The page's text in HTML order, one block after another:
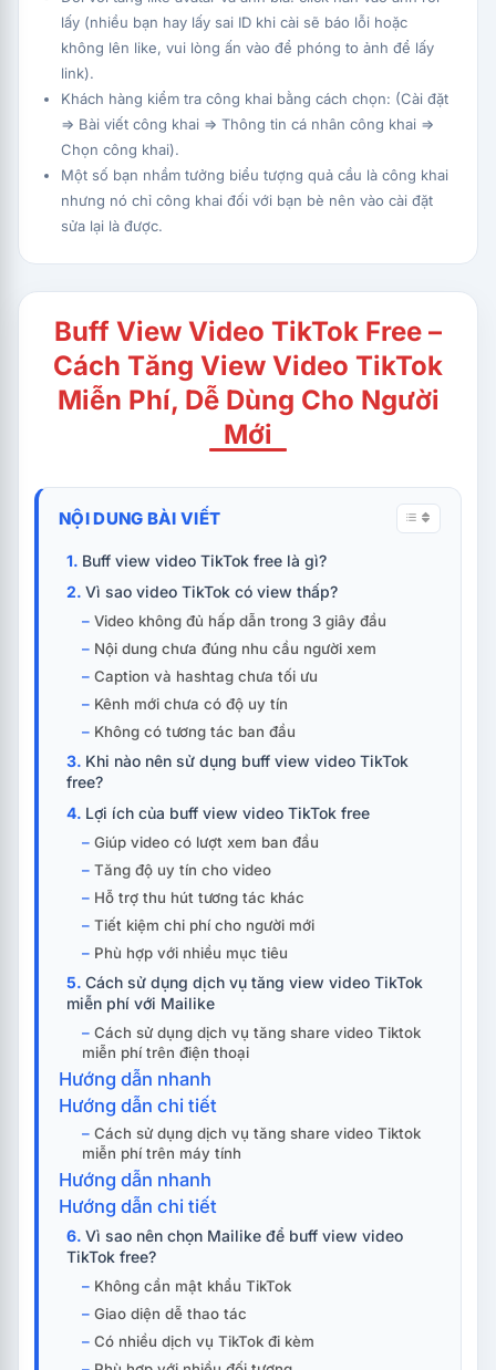
lấy (nhiều bạn hay lấy sai ID khi cài sẽ báo lỗi hoặc
không lên like, vui lòng ấn vào để phóng to ảnh để lấy
link).
Khách hàng kiểm tra công khai bằng cách chọn: (Cài đặt
=> Bài viết công khai => Thông tin cá nhân công khai =>
Chọn công khai).
Một số bạn nhầm tưởng biểu tượng quả cầu là công khai
nhưng nó chỉ công khai đối với bạn bè nên vào cài đặt
sửa lại là được.
Buff View Video TikTok Free –
Cách Tăng View Video TikTok
Miễn Phí, Dễ Dùng Cho Người
Mới
NỘI DUNG BÀI VIẾT
Buff view video TikTok free là gì?
Vì sao video TikTok có view thấp?
Video không đủ hấp dẫn trong 3 giây đầu
Nội dung chưa đúng nhu cầu người xem
Caption và hashtag chưa tối ưu
Kênh mới chưa có độ uy tín
Không có tương tác ban đầu
Khi nào nên sử dụng buff view video TikTok
free?
Lợi ích của buff view video TikTok free
Giúp video có lượt xem ban đầu
Tăng độ uy tín cho video
Hỗ trợ thu hút tương tác khác
Tiết kiệm chi phí cho người mới
Phù hợp với nhiều mục tiêu
Cách sử dụng dịch vụ tăng view video TikTok
miễn phí với Mailike
Cách sử dụng dịch vụ tăng share video Tiktok
miễn phí trên điện thoại
Hướng dẫn nhanh
Hướng dẫn chi tiết
Cách sử dụng dịch vụ tăng share video Tiktok
miễn phí trên máy tính
Hướng dẫn nhanh
Hướng dẫn chi tiết
Vì sao nên chọn Mailike để buff view video
TikTok free?
Không cần mật khẩu TikTok
Giao diện dễ thao tác
Có nhiều dịch vụ TikTok đi kèm